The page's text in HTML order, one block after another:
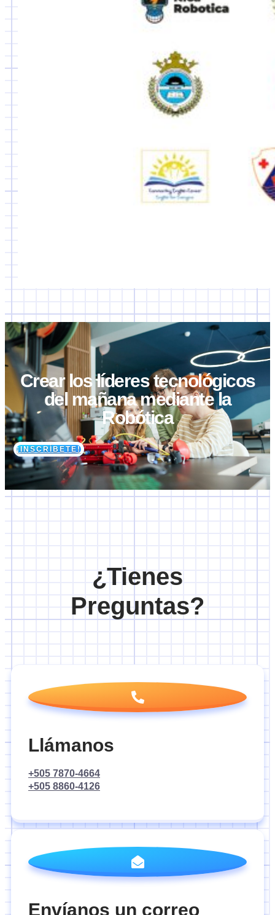
Crear los líderes tecnológicos
del mañana mediante la
Robótica
¡INSCRÍBETE!
¿Tienes
Preguntas?
Llámanos
+505 7870-4664
+505 8860-4126
Envíanos un correo